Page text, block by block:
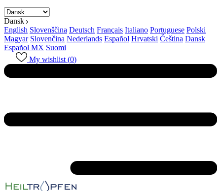
Dansk
English Slovenščina Deutsch Français Italiano Portuguese Polski
Magyar Slovenčina Nederlands Español Hrvatski Čeština Dansk
Español MX Suomi
My wishlist (0)